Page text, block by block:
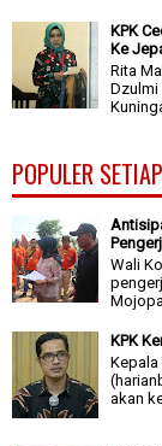
KPK
Ke
Rita
Dzulmi
POPULER
Wali
KPK
Kepala
akan